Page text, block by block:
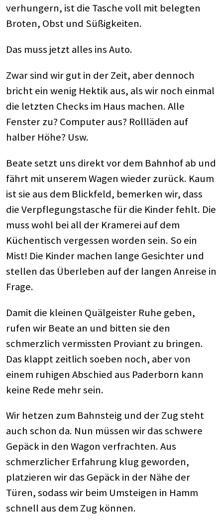
verhungern, ist die Tasche voll mit belegten
Broten, Obst und Süßigkeiten.
Das muss jetzt alles ins Auto.
Zwar sind wir gut in der Zeit, aber dennoch
bricht ein wenig Hektik aus, als wir noch einmal
die letzten Checks im Haus machen. Alle
Fenster zu? Computer aus? Rollläden auf
halber Höhe? Usw.
Beate setzt uns direkt vor dem Bahnhof ab und
fährt mit unserem Wagen wieder zurück. Kaum
ist sie aus dem Blickfeld, bemerken wir, dass
die Verpflegungstasche für die Kinder fehlt. Die
muss wohl bei all der Kramerei auf dem
Küchentisch vergessen worden sein. So ein
Mist! Die Kinder machen lange Gesichter und
stellen das Überleben auf der langen Anreise in
Frage.
Damit die kleinen Quälgeister Ruhe geben,
rufen wir Beate an und bitten sie den
schmerzlich vermissten Proviant zu bringen.
Das klappt zeitlich soeben noch, aber von
einem ruhigen Abschied aus Paderborn kann
keine Rede mehr sein.
Wir hetzen zum Bahnsteig und der Zug steht
auch schon da. Nun müssen wir das schwere
Gepäck in den Wagon verfrachten. Aus
schmerzlicher Erfahrung klug geworden,
platzieren wir das Gepäck in der Nähe der
Türen, sodass wir beim Umsteigen in Hamm
schnell aus dem Zug können.